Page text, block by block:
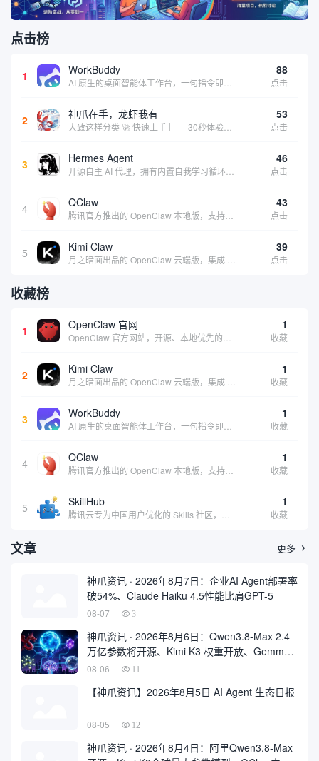
点击榜
1 WorkBuddy 88
点击
2 神爪在手，龙虾我有 53
点击
3 Hermes Agent 46
点击
4 QClaw 43
点击
5 Kimi Claw 39
点击
收藏榜
1 OpenClaw 官网 1
收藏
2 Kimi Claw 1
收藏
3 WorkBuddy 1
收藏
4 QClaw 1
收藏
5 SkillHub 1
收藏
文章 更多 
神爪资讯 · 2026年8月7日：企业AI Agent部署率
破54%、Claude Haiku 4.5性能比肩GPT-5
08-07 3
神爪资讯 · 2026年8月6日：Qwen3.8-Max 2.4
万亿参数将开源、Kimi K3 权重开放、Gemma
4 登顶开源前三
08-06 11
【神爪资讯】2026年8月5日 AI Agent 生态日报
08-05 12
神爪资讯 · 2026年8月4日：阿里Qwen3.8-Max